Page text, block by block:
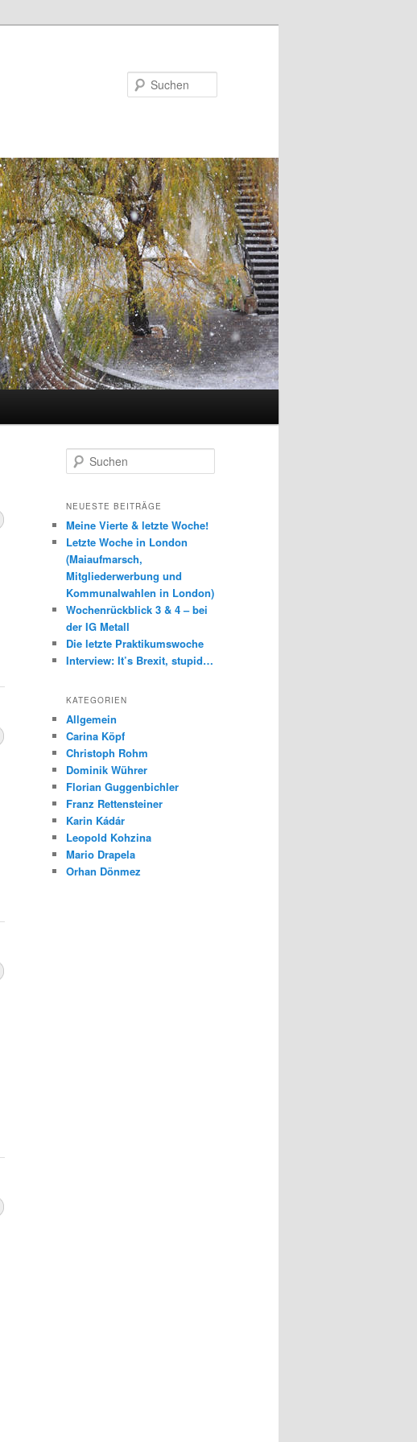
u
h
n
NEUESTE BEITRÄGE
Meine Vierte & letzte Woche!
Letzte Woche in London
(Maiaufmarsch,
Mitgliederwerbung und
Kommunalwahlen in London)
Wochenrückblick 3 & 4 – bei
der IG Metall
Die letzte Praktikumswoche
Interview: It’s Brexit, stupid…
KATEGORIEN
Allgemein
Carina Köpf
Christoph Rohm
Dominik Wührer
Florian Guggenbichler
Franz Rettensteiner
Karin Kádár
Leopold Kohzina
Mario Drapela
Orhan Dönmez